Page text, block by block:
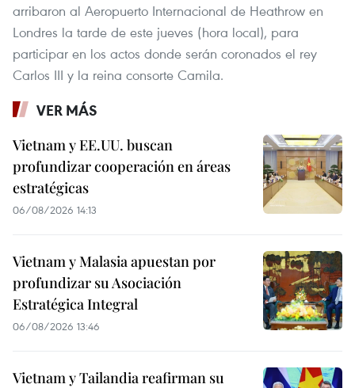
arribaron al Aeropuerto Internacional de Heathrow en
Londres la tarde de este jueves (hora local), para
participar en los actos donde serán coronados el rey
Carlos III y la reina consorte Camila.
VER MÁS
Vietnam y EE.UU. buscan
profundizar cooperación en áreas
estratégicas
06/08/2026 14:13
Vietnam y Malasia apuestan por
profundizar su Asociación
Estratégica Integral
06/08/2026 13:46
Vietnam y Tailandia reafirman su